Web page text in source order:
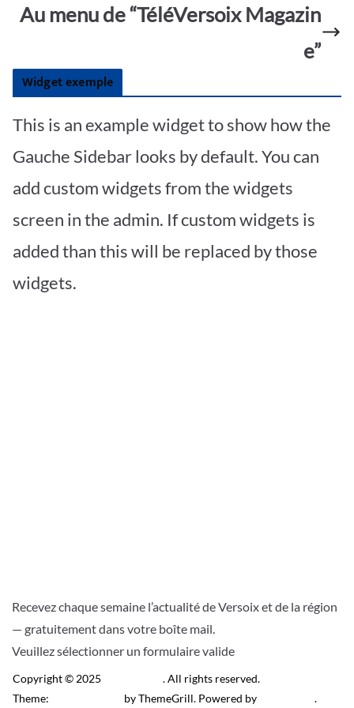
Au menu de “TéléVersoix Magazin
e”
Widget exemple
This is an example widget to show how the
Gauche Sidebar looks by default. You can
add custom widgets from the widgets
screen in the admin. If custom widgets is
added than this will be replaced by those
widgets.
Recevez chaque semaine l’actualité de Versoix et de la région
— gratuitement dans votre boîte mail.
Veuillez sélectionner un formulaire valide
Copyright © 2025
. All rights reserved.
Theme:
by ThemeGrill. Powered by .